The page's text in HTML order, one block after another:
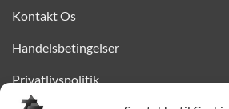
Kontakt Os
Handelsbetingelser
Privatlivspolitik